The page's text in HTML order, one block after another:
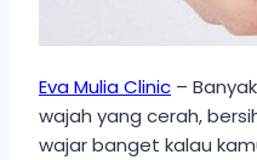
Eva Mulia Clinic –
wajah yang cerah,
wajar banget kalau